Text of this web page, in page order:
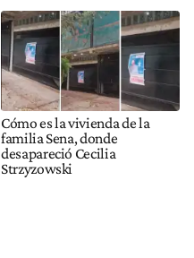
Cómo es la vivienda de la
familia Sena, donde
desapareció Cecilia
Strzyzowski